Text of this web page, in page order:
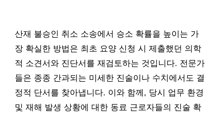
산재 불승인 취소 소송에서 승소 확률을 높이는 가
장 확실한 방법은 최초 요양 신청 시 제출했던 의학
적 소견서와 진단서를 재검토하는 것입니다. 전문가
들은 종종 간과되는 미세한 진술이나 수치에서도 결
정적 단서를 찾아냅니다. 이와 함께, 당시 업무 환경
및 재해 발생 상황에 대한 동료 근로자들의 진술 확